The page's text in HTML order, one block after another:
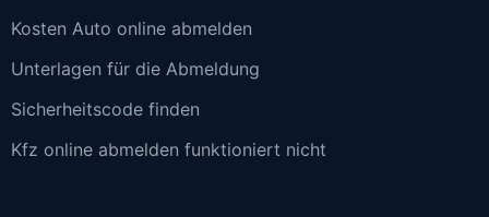
Kosten Auto online abmelden
Unterlagen für die Abmeldung
Sicherheitscode finden
Kfz online abmelden funktioniert nicht